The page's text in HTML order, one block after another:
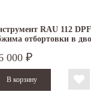
RAU 112
отбортовки в
000 ₽